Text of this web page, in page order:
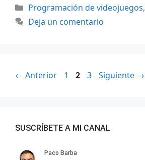
Categorías
Programación de videojuegos,
Deja un comentario
← Anterior Página
1 Página
2 Página
3 Siguiente →
SUSCRÍBETE A MI CANAL